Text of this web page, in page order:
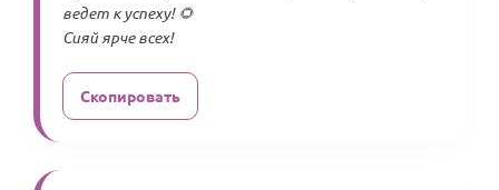
ведет к успеху! 🌻
Сияй ярче всех!
Скопировать